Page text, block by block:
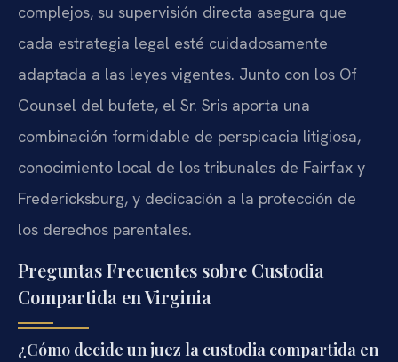
complejos, su supervisión directa asegura que
cada estrategia legal esté cuidadosamente
adaptada a las leyes vigentes. Junto con los Of
Counsel del bufete, el Sr. Sris aporta una
combinación formidable de perspicacia litigiosa,
conocimiento local de los tribunales de Fairfax y
Fredericksburg, y dedicación a la protección de
los derechos parentales.
Preguntas Frecuentes sobre Custodia
Compartida en Virginia
¿Cómo decide un juez la custodia compartida en